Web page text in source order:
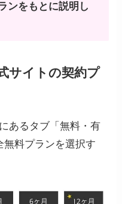
ンをもとに説明し
サイトの契約プ
あるタブ「無料・有
無料プランを選択す